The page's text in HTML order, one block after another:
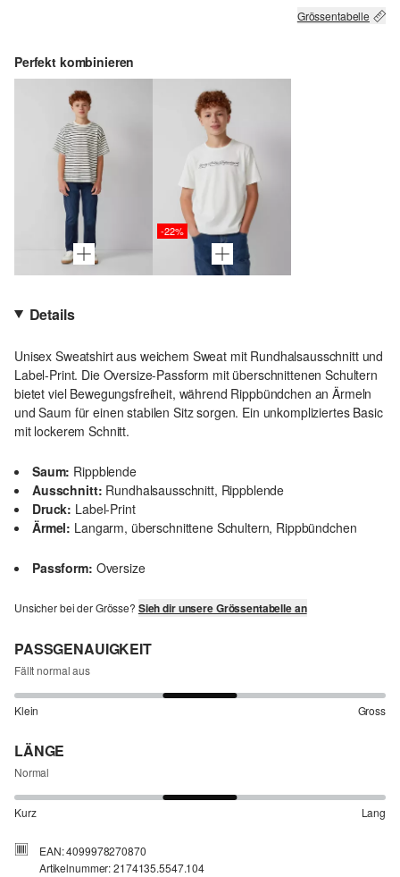
Grössentabelle
Perfekt kombinieren
-22%
Details
Unisex Sweatshirt aus weichem Sweat mit Rundhalsausschnitt und
Label-Print. Die Oversize-Passform mit überschnittenen Schultern
bietet viel Bewegungsfreiheit, während Rippbündchen an Ärmeln
und Saum für einen stabilen Sitz sorgen. Ein unkompliziertes Basic
mit lockerem Schnitt.
Saum: Rippblende
Ausschnitt: Rundhalsausschnitt, Rippblende
Druck: Label-Print
Ärmel: Langarm, überschnittene Schultern, Rippbündchen
Passform: Oversize
Unsicher bei der Grösse? Sieh dir unsere Grössentabelle an
PASSGENAUIGKEIT
Fällt normal aus
Klein Gross
LÄNGE
Normal
Kurz Lang
EAN: 4099978270870
Artikelnummer: 2174135.5547.104